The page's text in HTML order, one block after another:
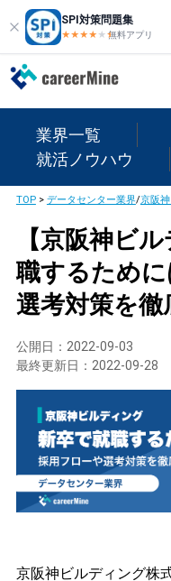
SPI対策問題集
★★★★ ★★
無料アプリ
業界一覧
就活ノウハウ
TOP> データセンター業界/京阪
【京阪神ビ
職するため
選考対策を徹
公開日： 2022-09-03
最終更新日： 2022-09-28
京阪神ビルディング株